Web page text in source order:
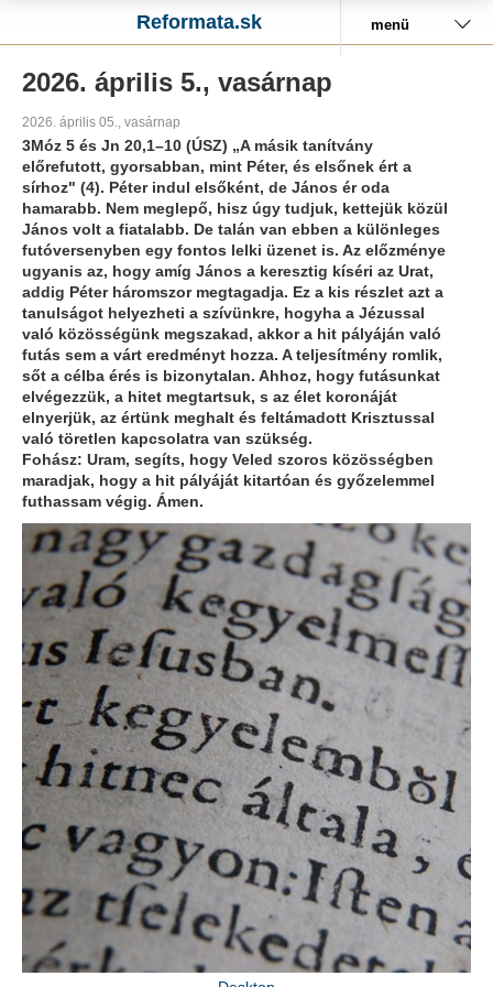
Reformata.sk menü
2026. április 5., vasárnap
2026. április 05., vasárnap
3Móz 5 és Jn 20,1–10 (ÚSZ) „A másik tanítvány
előrefutott, gyorsabban, mint Péter, és elsőnek ért a
sírhoz" (4). Péter indul elsőként, de János ér oda
hamarabb. Nem meglepő, hisz úgy tudjuk, kettejük közül
János volt a fiatalabb. De talán van ebben a különleges
futóversenyben egy fontos lelki üzenet is. Az előzménye
ugyanis az, hogy amíg János a keresztig kíséri az Urat,
addig Péter háromszor megtagadja. Ez a kis részlet azt a
tanulságot helyezheti a szívünkre, hogyha a Jézussal
való közösségünk megszakad, akkor a hit pályáján való
futás sem a várt eredményt hozza. A teljesítmény romlik,
sőt a célba érés is bizonytalan. Ahhoz, hogy futásunkat
elvégezzük, a hitet megtartsuk, s az élet koronáját
elnyerjük, az értünk meghalt és feltámadott Krisztussal
való töretlen kapcsolatra van szükség.
Fohász: Uram, segíts, hogy Veled szoros közösségben
maradjak, hogy a hit pályáját kitartóan és győzelemmel
futhassam végig. Ámen.